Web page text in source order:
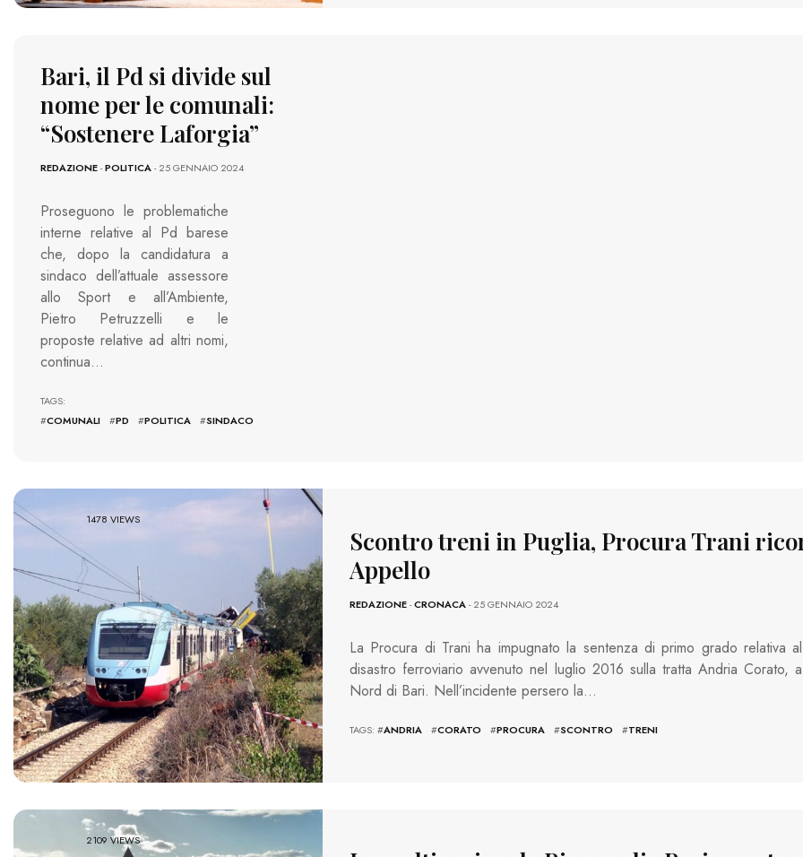
Bari, il Pd si divide sul
nome per le comunali:
“Sostenere Laforgia”
REDAZIONE-POLITICA- 25 GENNAIO 2024
Proseguono le problematiche
interne relative al Pd barese
che, dopo la candidatura a
sindaco dell’attuale assessore
allo Sport e all’Ambiente,
Pietro Petruzzelli e le
proposte relative ad altri nomi,
continua…
TAGS:
#COMUNALI #PD #POLITICA #SINDACO
1478 VIEWS
Scontro treni in Puglia, Procura Trani
Appello
REDAZIONE-CRONACA- 25 GENNAIO 2024
La Procura di Trani ha impugnato la sentenza di primo grado relativa al
disastro ferroviario avvenuto nel luglio 2016 sulla tratta Andria Corato, a
Nord di Bari. Nell’incidente persero la…
TAGS: #ANDRIA #CORATO #PROCURA #SCONTRO #TRENI
2109 VIEWS